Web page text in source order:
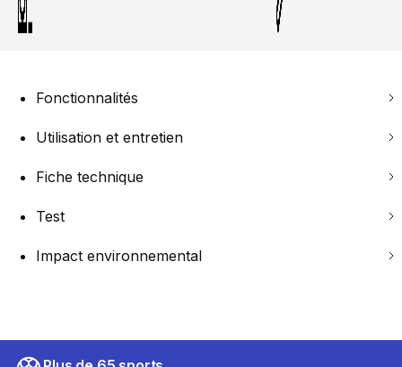
Fonctionnalités
Utilisation et entretien
Fiche technique
Test
Impact environnemental